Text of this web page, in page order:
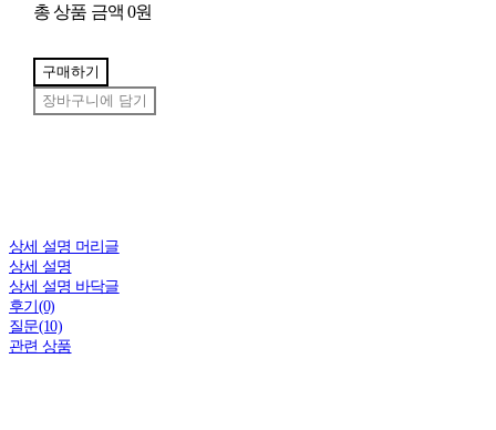
총 상품 금액 0원
구매하기
장바구니에 담기
상세 설명 머리글
상세 설명
상세 설명 바닥글
후기(0)
질문(10)
관련 상품